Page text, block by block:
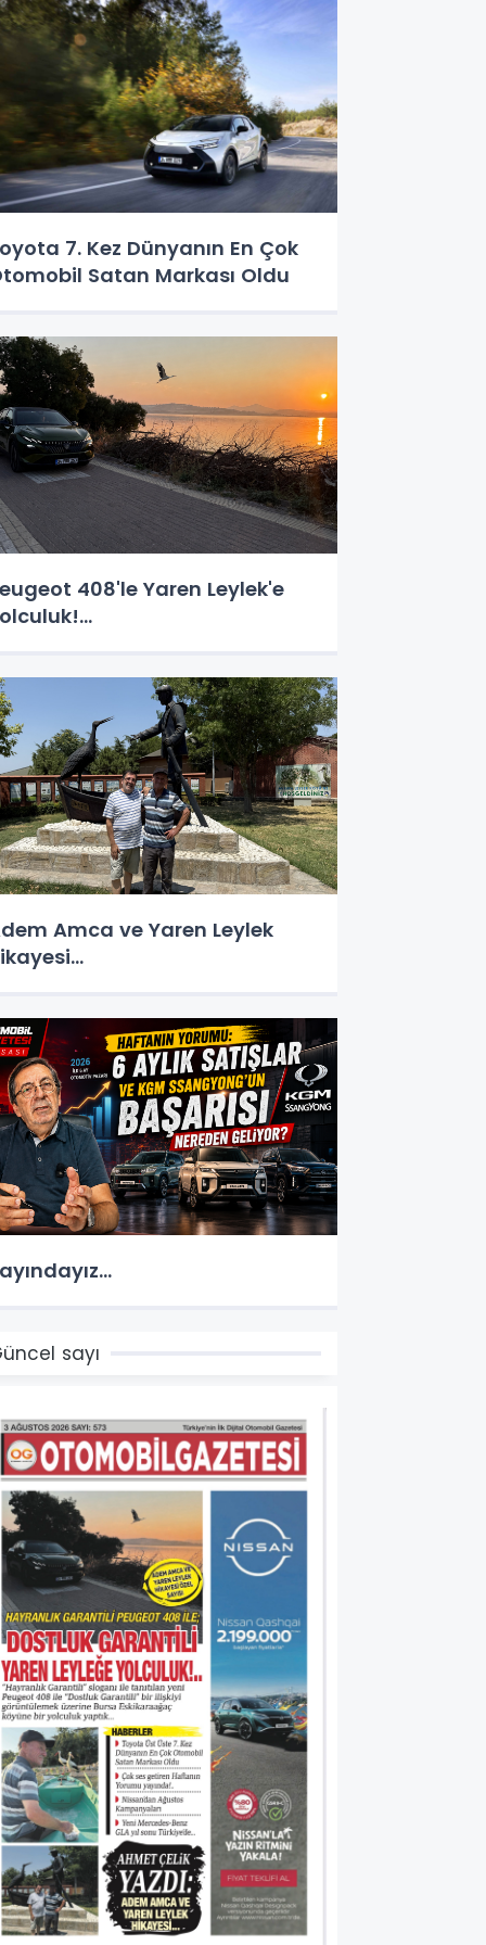
7. Kez Dünyanın En Çok
Satan Markası Oldu
408'le Yaren Leylek'e
Amca ve Yaren Leylek
sayı